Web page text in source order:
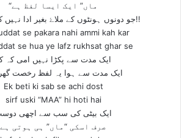
“ماں” ایک ایسا لفظ ہے
جو دونوں ہونٹوں کے ملاۓ بغیر ادا نہیں کیا جا سکتا!!
se pakara nahi ammi kah kar
se hua ye lafz rukhsat ghar se
ایک مدت سے پکڑا نہیں امی کہ
ایک مدت سے ہوا یہ لفظ رخصت
Ek beti ki sab se achi dost
sirf uski “MAA” hi hoti hai
ایک بیٹی کی سب سے اچھی
صرف اسکی “ماں” ہی ہوتی ہے